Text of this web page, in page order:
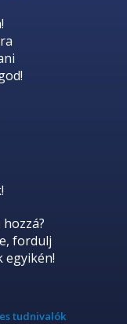
fordulj
egyikén!
tudnivalók